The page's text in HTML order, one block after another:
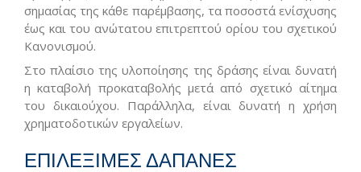
σημασίας της κάθε παρέμβασης, τα ποσοστά ενίσχυσης
έως και του ανώτατου επιτρεπτού ορίου του σχετικού
Κανονισμού.
Στο πλαίσιο της υλοποίησης της δράσης είναι δυνατή
η καταβολή προκαταβολής μετά από σχετικό αίτημα
του δικαιούχου. Παράλληλα, είναι δυνατή η χρήση
χρηματοδοτικών εργαλείων.
ΕΠΙΛΕΞΙΜΕΣ ΔΑΠΑΝΕΣ